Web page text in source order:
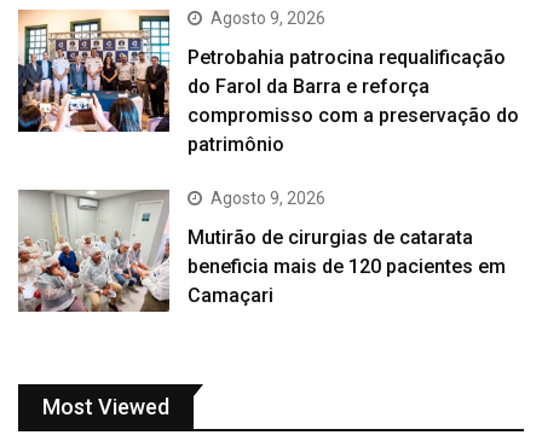
Agosto 9, 2026
Petrobahia patrocina requalificação
do Farol da Barra e reforça
compromisso com a preservação do
patrimônio
Agosto 9, 2026
Mutirão de cirurgias de catarata
beneficia mais de 120 pacientes em
Camaçari
Most Viewed